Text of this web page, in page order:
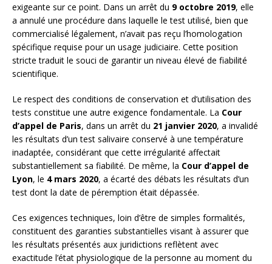
exigeante sur ce point. Dans un arrêt du 9 octobre 2019, elle
a annulé une procédure dans laquelle le test utilisé, bien que
commercialisé légalement, n’avait pas reçu l’homologation
spécifique requise pour un usage judiciaire. Cette position
stricte traduit le souci de garantir un niveau élevé de fiabilité
scientifique.
Le respect des conditions de conservation et d’utilisation des
tests constitue une autre exigence fondamentale. La Cour
d’appel de Paris, dans un arrêt du 21 janvier 2020, a invalidé
les résultats d’un test salivaire conservé à une température
inadaptée, considérant que cette irrégularité affectait
substantiellement sa fiabilité. De même, la Cour d’appel de
Lyon, le 4 mars 2020, a écarté des débats les résultats d’un
test dont la date de péremption était dépassée.
Ces exigences techniques, loin d’être de simples formalités,
constituent des garanties substantielles visant à assurer que
les résultats présentés aux juridictions reflètent avec
exactitude l’état physiologique de la personne au moment du